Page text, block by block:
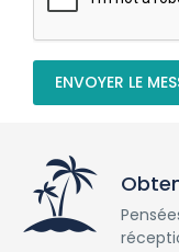
ENVOYER LE